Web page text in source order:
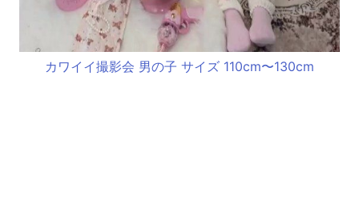
カワイイ撮影会 男の子 サイズ 110cm〜130cm